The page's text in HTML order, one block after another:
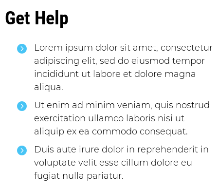
Get Help
Lorem ipsum dolor sit amet, consectetur
adipiscing elit, sed do eiusmod tempor
incididunt ut labore et dolore magna
aliqua.
Ut enim ad minim veniam, quis nostrud
exercitation ullamco laboris nisi ut
aliquip ex ea commodo consequat.
Duis aute irure dolor in reprehenderit in
voluptate velit esse cillum dolore eu
fugiat nulla pariatur.